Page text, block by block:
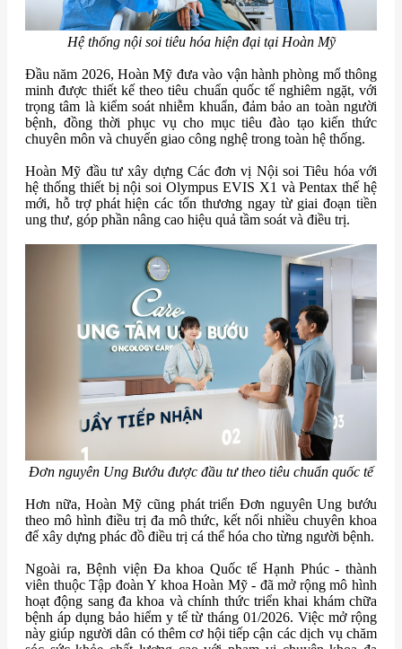
Hệ thống nội soi tiêu hóa hiện đại tại Hoàn Mỹ
Đầu năm 2026, Hoàn Mỹ đưa vào vận hành phòng mổ thông
minh được thiết kế theo tiêu chuẩn quốc tế nghiêm ngặt, với
trọng tâm là kiểm soát nhiễm khuẩn, đảm bảo an toàn người
bệnh, đồng thời phục vụ cho mục tiêu đào tạo kiến thức
chuyên môn và chuyển giao công nghệ trong toàn hệ thống.
Hoàn Mỹ đầu tư xây dựng Các đơn vị Nội soi Tiêu hóa với
hệ thống thiết bị nội soi Olympus EVIS X1 và Pentax thế hệ
mới, hỗ trợ phát hiện các tổn thương ngay từ giai đoạn tiền
ung thư, góp phần nâng cao hiệu quả tầm soát và điều trị.
Đơn nguyên Ung Bướu được đầu tư theo tiêu chuẩn quốc tế
Hơn nữa, Hoàn Mỹ cũng phát triển Đơn nguyên Ung bướu
theo mô hình điều trị đa mô thức, kết nối nhiều chuyên khoa
để xây dựng phác đồ điều trị cá thể hóa cho từng người bệnh.
Ngoài ra, Bệnh viện Đa khoa Quốc tế Hạnh Phúc - thành
viên thuộc Tập đoàn Y khoa Hoàn Mỹ - đã mở rộng mô hình
hoạt động sang đa khoa và chính thức triển khai khám chữa
bệnh áp dụng bảo hiểm y tế từ tháng 01/2026. Việc mở rộng
này giúp người dân có thêm cơ hội tiếp cận các dịch vụ chăm